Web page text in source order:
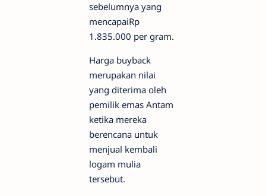
sebelumnya yang
mencapaiRp
1.835.000 per gram.
Harga buyback
merupakan nilai
yang diterima oleh
pemilik emas Antam
ketika mereka
berencana untuk
menjual kembali
logam mulia
tersebut.